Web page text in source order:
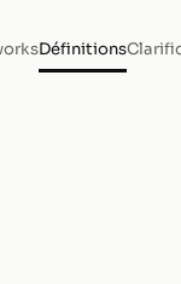
Définitions